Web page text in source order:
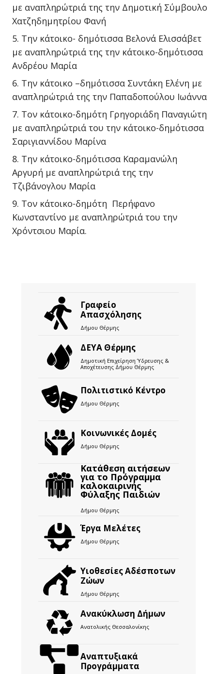
με αναπληρώτριά της την Δημοτική Σύμβουλο
Χατζηδημητρίου Φανή
Την κάτοικο- δημότισσα Βελονά Ελισσάβετ
με αναπληρώτριά της την κάτοικο-δημότισσα
Ανδρέου Μαρία
Την κάτοικο –δημότισσα Συντάκη Ελένη με
αναπληρώτριά της την Παπαδοπούλου Ιωάννα
Τον κάτοικο-δημότη Γρηγοριάδη Παναγιώτη
με αναπληρώτριά του την κάτοικο-δημότισσα
Σαριγιαννίδου Μαρίνα
Την κάτοικο-δημότισσα Καραμανώλη
Αργυρή με αναπληρώτριά της την
Τζιβάνογλου Μαρία
Τον κάτοικο-δημότη Περήφανο
Κωνσταντίνο με αναπληρώτριά του την
Χρόντσιου Μαρία.
Γραφείο
Απασχόλησης
Δήμου Θέρμης
ΔΕΥΑ Θέρμης
Δημοτική Επιχείρηση Ύδρευσης &
Αποχέτευσης Δήμου Θέρμης
Πολιτιστικό Κέντρο
Δήμου Θέρμης
Κοινωνικές Δομές
Δήμου Θέρμης
Κατάθεση αιτήσεων
για το Πρόγραμμα
καλοκαιρινής
Φύλαξης Παιδιών
Δήμου Θέρμης
Έργα Μελέτες
Δήμου Θέρμης
Υιοθεσίες Αδέσποτων
Ζώων
Δήμου Θέρμης
Ανακύκλωση Δήμων
Ανατολικής Θεσσαλονίκης
Αναπτυξιακά
Προγράμματα